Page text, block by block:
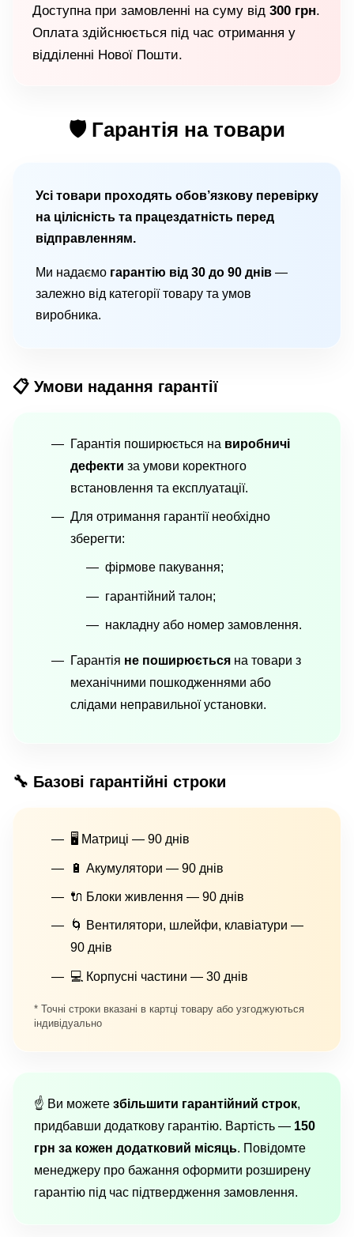
Доступна при замовленні на суму від 300 грн.
Оплата здійснюється під час отримання у
відділенні Нової Пошти.
🛡 Гарантія на товари
Усі товари проходять обов’язкову перевірку
на цілісність та працездатність перед
відправленням.
Ми надаємо гарантію від 30 до 90 днів —
залежно від категорії товару та умов
виробника.
📋 Умови надання гарантії
Гарантія поширюється на виробничі
дефекти за умови коректного
встановлення та експлуатації.
Для отримання гарантії необхідно
зберегти:
фірмове пакування;
гарантійний талон;
накладну або номер замовлення.
Гарантія не поширюється на товари з
механічними пошкодженнями або
слідами неправильної установки.
🔧 Базові гарантійні строки
🖥 Матриці — 90 днів
🔋 Акумулятори — 90 днів
🔌 Блоки живлення — 90 днів
🌀 Вентилятори, шлейфи, клавіатури —
90 днів
💻 Корпусні частини — 30 днів
* Точні строки вказані в картці товару або узгоджуються
індивідуально
☝️ Ви можете збільшити гарантійний строк,
придбавши додаткову гарантію. Вартість — 150
грн за кожен додатковий місяць. Повідомте
менеджеру про бажання оформити розширену
гарантію під час підтвердження замовлення.